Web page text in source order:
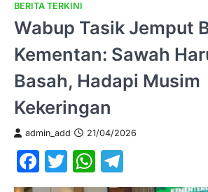
BERITA TERKINI
Wabup Tasik Jemput
Kementan: Sawah
Basah, Hadapi Musim
Kekeringan
admin_add 21/04/2026
Facebook
TwitterWhatsApp